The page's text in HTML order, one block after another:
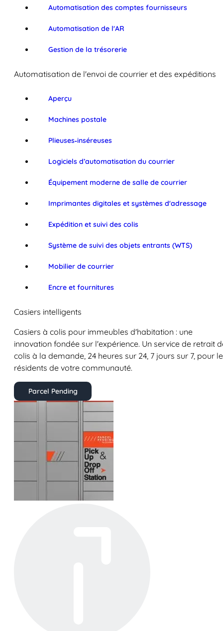
Automatisation des comptes fournisseurs
Automatisation de l'AR
Gestion de la trésorerie
Automatisation de l'envoi de courrier et des expéditions
Aperçu
Machines postale
Plieuses‑inséreuses
Logiciels d’automatisation du courrier
Équipement moderne de salle de courrier
Imprimantes digitales et systèmes d'adressage
Expédition et suivi des colis
Système de suivi des objets entrants (WTS)
Mobilier de courrier
Encre et fournitures
Casiers intelligents
Casiers à colis pour immeubles d'habitation : une
innovation fondée sur l'expérience. Un service de retrait
colis à la demande, 24 heures sur 24, 7 jours sur 7, pour
résidents de votre communauté.
Parcel Pending